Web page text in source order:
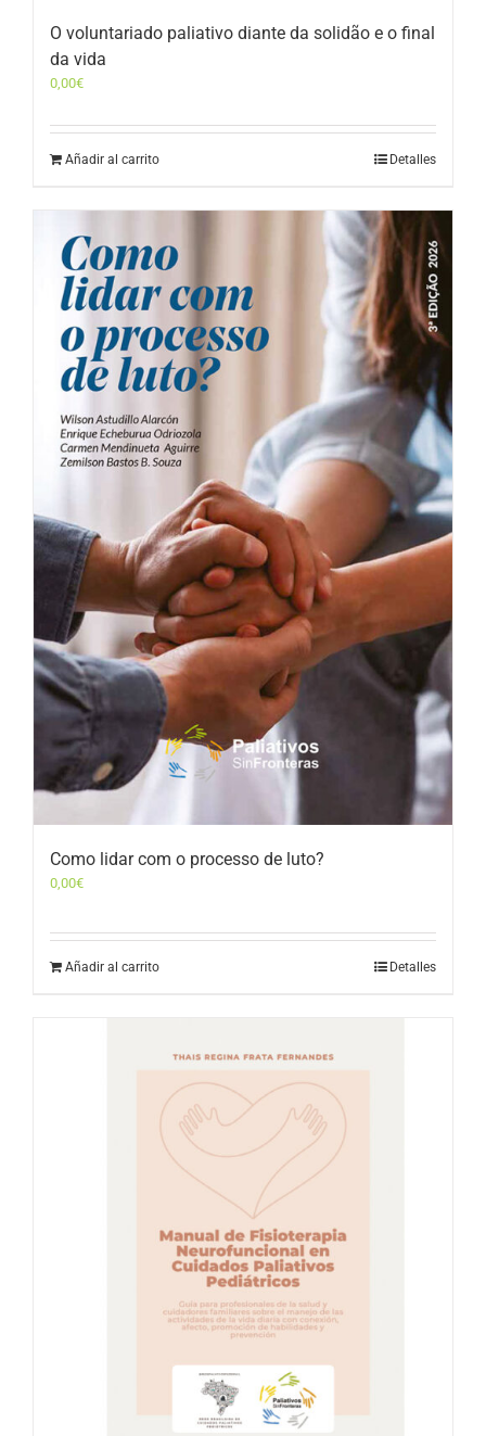
O voluntariado paliativo diante da solidão e o final
da vida
0,00€
Añadir al carrito Detalles
Como lidar com o processo de luto?
0,00€
Añadir al carrito Detalles